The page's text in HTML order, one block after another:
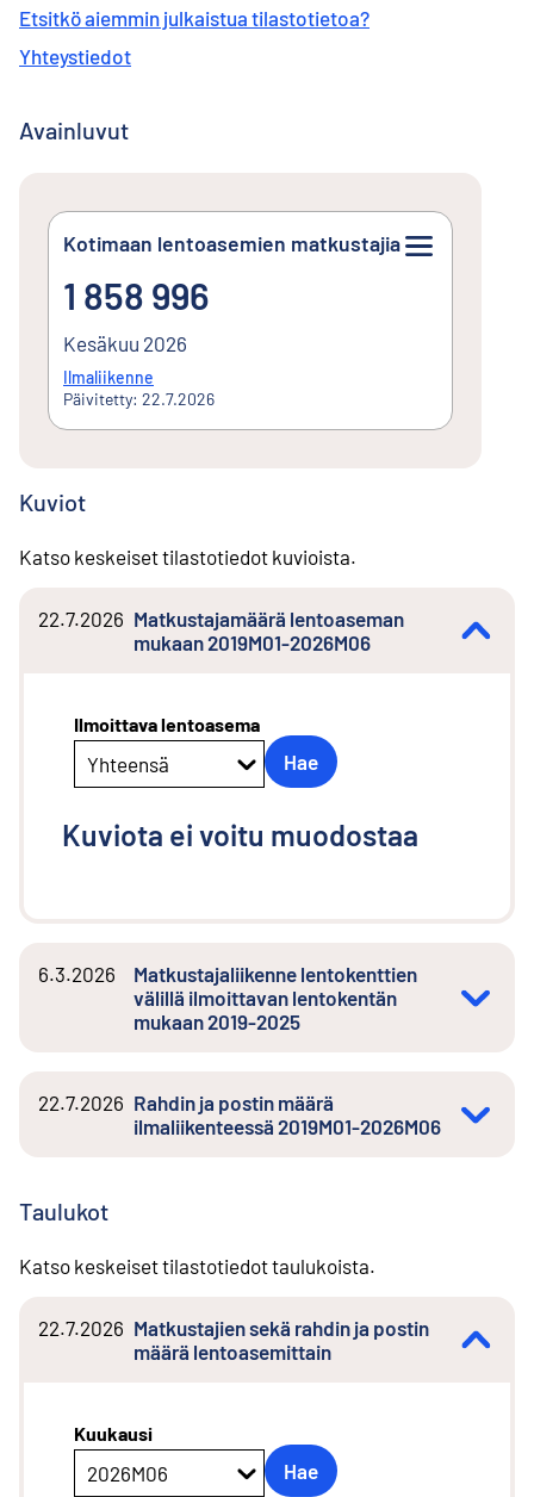
Etsitkö aiemmin julkaistua tilastotietoa?
Yhteystiedot
Avainluvut
Kotimaan lentoasemien matkustajia
1 858 996
1 858 996
Kesäkuu 2026
Ilmaliikenne
Päivitetty: 22.7.2026
Kuviot
Katso keskeiset tilastotiedot kuvioista.
22.7.2026 Matkustajamäärä lentoaseman
mukaan 2019M01-2026M06
Ilmoittava lentoasema
Yhteensä Hae
Kuviota ei voitu muodostaa
6.3.2026
Matkustajaliikenne lentokenttien
välillä ilmoittavan lentokentän
mukaan 2019-2025
22.7.2026 Rahdin ja postin määrä
ilmaliikenteessä 2019M01-2026M06
Taulukot
Katso keskeiset tilastotiedot taulukoista.
22.7.2026 Matkustajien sekä rahdin ja postin
määrä lentoasemittain
Kuukausi
2026M06 Hae